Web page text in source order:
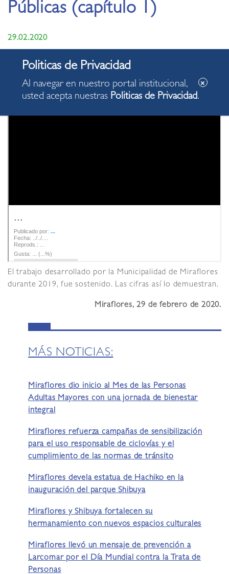
Públicas (capítulo 1)
29.02.2020
El trabajo desarrollado por la Municipalidad de Miraflores
durante 2019, fue sostenido. Las cifras así lo demuestran.
Miraflores, 29 de febrero de 2020.
MÁS NOTICIAS:
Miraflores dio inicio al Mes de las Personas
Adultas Mayores con una jornada de bienestar
integral
Miraflores refuerza campañas de sensibilización
para el uso responsable de ciclovías y el
cumplimiento de las normas de tránsito
Miraflores devela estatua de Hachiko en la
inauguración del parque Shibuya
Miraflores y Shibuya fortalecen su
hermanamiento con nuevos espacios culturales
Miraflores llevó un mensaje de prevención a
Larcomar por el Día Mundial contra la Trata de
Personas
Al navegar en nuestro portal institucional,
usted acepta nuestras Politicas de Privacidad.